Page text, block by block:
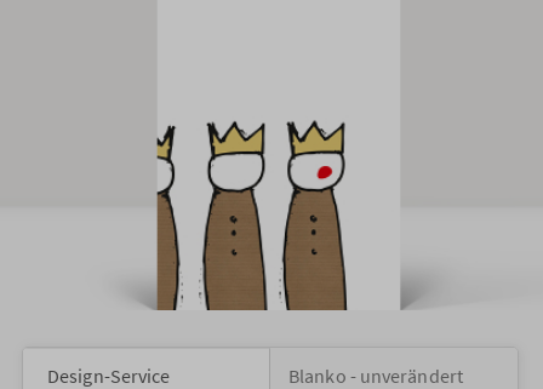
Design-Service Blanko - unverändert